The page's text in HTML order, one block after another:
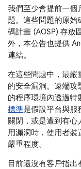
我們至少會提前一個
題。這些問題的原始
碼計畫 (AOSP) 存放
外，本公告也提供
連結。
在這些問題中，最嚴
的安全漏洞。遠端
的程序環境內透過特
標準是假設平台與服
關閉，或是遭到有心
用漏洞時，使用者裝
嚴重程度。
目前還沒有客戶指